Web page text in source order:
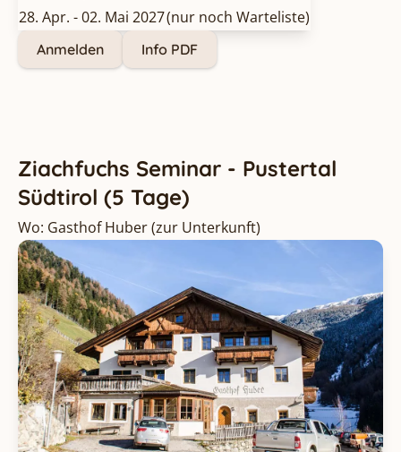
28. Apr. - 02. Mai 2027(nur noch Warteliste)
Anmelden Info PDF
Ziachfuchs Seminar - Pustertal
Südtirol (5 Tage)
Wo: Gasthof Huber (zur Unterkunft)